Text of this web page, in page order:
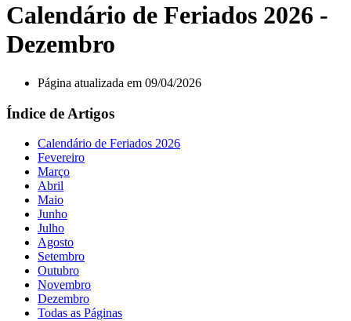
Calendário de Feriados 2026 -
Dezembro
Página atualizada em 09/04/2026
Índice de Artigos
Calendário de Feriados 2026
Fevereiro
Março
Abril
Maio
Junho
Julho
Agosto
Setembro
Outubro
Novembro
Dezembro
Todas as Páginas